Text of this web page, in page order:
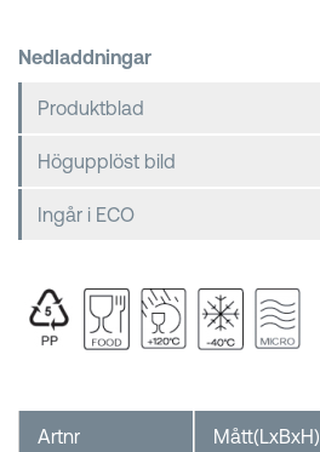
Nedladdningar
Produktblad
Högupplöst bild
Ingår i ECO
Mått(LxBxH)
Artnr